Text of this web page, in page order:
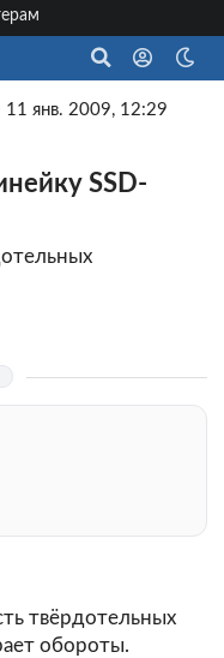
11 янв. 2009, 12:29
SSD-
твёрдотельных
обороты.